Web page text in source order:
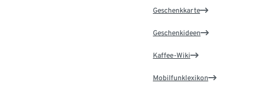
Geschenkkarte
Geschenkideen
Kaffee-Wiki
Mobilfunklexikon